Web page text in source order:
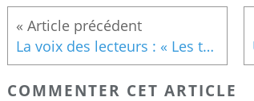
La voix des lecteurs : « Les téléspectateurs guadeloupéens méritaient mieux du service public » Par HECTOR Louis-Maximilien.
COMMENTER CET ARTICLE